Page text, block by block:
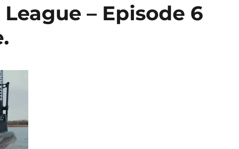
– Episode 6